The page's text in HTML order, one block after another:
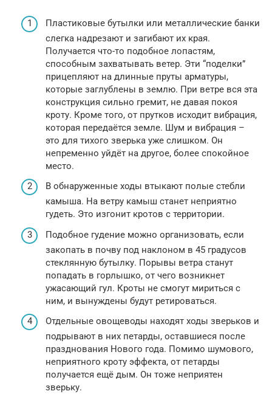
Пластиковые бутылки или металлические банки
слегка надрезают и загибают их края.
Получается что-то подобное лопастям,
способным захватывать ветер. Эти “поделки”
прицепляют на длинные пруты арматуры,
которые заглублены в землю. При ветре вся эта
конструкция сильно гремит, не давая покоя
кроту. Кроме того, от прутков исходит вибрация,
которая передаётся земле. Шум и вибрация –
это для тихого зверька уже слишком. Он
непременно уйдёт на другое, более спокойное
место.
В обнаруженные ходы втыкают полые стебли
камыша. На ветру камыш станет неприятно
гудеть. Это изгонит кротов с территории.
Подобное гудение можно организовать, если
закопать в почву под наклоном в 45 градусов
стеклянную бутылку. Порывы ветра станут
попадать в горлышко, от чего возникнет
ужасающий гул. Кроты не смогут мириться с
ним, и вынуждены будут ретироваться.
Отдельные овощеводы находят ходы зверьков и
подрывают в них петарды, оставшиеся после
празднования Нового года. Помимо шумового,
неприятного кроту эффекта, от петарды
получается ещё дым. Он тоже неприятен
зверьку.